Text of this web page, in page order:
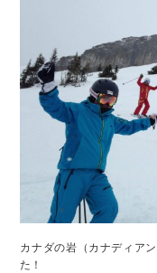
カナダの岩（カナディア
た！